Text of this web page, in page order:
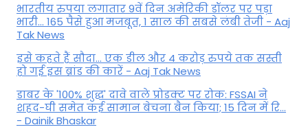
भारतीय रुपया लगातार 9वें दिन अमेरिकी डॉलर पर पड़ा
भारी... 165 पैसे हुआ मजबूत, 1 साल की सबसे लंबी तेजी - Aaj
Tak News
इसे कहते हैं सौदा... एक डील और 4 करोड़ रुपये तक सस्ती
हो गई इस ब्रांड की कारें - Aaj Tak News
डाबर के '100% शुद्ध' दावे वाले प्रोडक्ट पर रोक: FSSAI ने
शहद-घी समेत कई सामान बेचना बैन किया; 15 दिन में रि...
- Dainik Bhaskar